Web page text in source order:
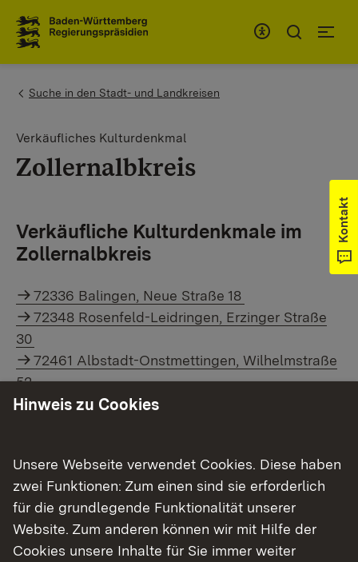
You are here:
Suche in den Stadt- und Landkreisen
Verkäufliches Kulturdenkmal
Zollernalbkreis
Verkäufliche Kulturdenkmale im
Zollernalbkreis
72336 Balingen, Neue Straße 18
72348 Rosenfeld-Leidringen, Erzinger Straße
30
72461 Albstadt-Onstmettingen, Wilhelmstraße
52
Kontakt
Themenübersicht
Themenübersicht
Hinweis zu Cookies
Unsere Webseite verwendet Cookies. Diese haben
zwei Funktionen: Zum einen sind sie erforderlich
für die grundlegende Funktionalität unserer
Website. Zum anderen können wir mit Hilfe der
Cookies unsere Inhalte für Sie immer weiter